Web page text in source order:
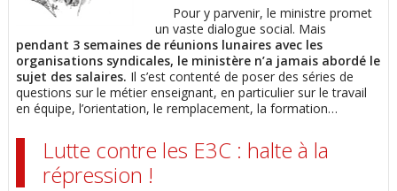
Pour y parvenir, le ministre promet
un vaste dialogue social. Mais
pendant 3 semaines de réunions lunaires avec les
organisations syndicales, le ministère n’a jamais abordé le
sujet des salaires. Il s’est contenté de poser des séries de
questions sur le métier enseignant, en particulier sur le travail
en équipe, l’orientation, le remplacement, la formation…
Lutte contre les E3C : halte à la
répression !